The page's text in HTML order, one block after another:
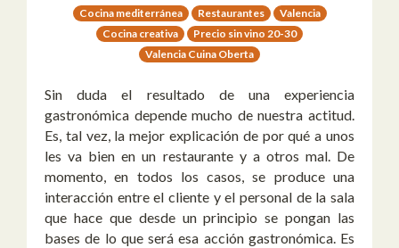
Cocina mediterránea Restaurantes
Valencia
Cocina creativa
Precio sin vino 20-30
Valencia Cuina Oberta
Sin duda el resultado de una experiencia
gastronómica depende mucho de nuestra actitud.
Es, tal vez, la mejor explicación de por qué a unos
les va bien en un restaurante y a otros mal. De
momento, en todos los casos, se produce una
interacción entre el cliente y el personal de la sala
que hace que desde un principio se pongan las
bases de lo que será esa acción gastronómica. Es